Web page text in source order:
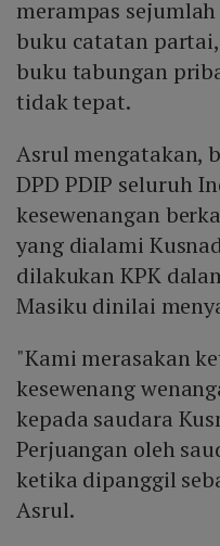
merampas
buku catatan
buku tabungan
tidak tepat.
Asrul mengatakan,
DPD PDIP seluruh
kesewenangan
yang dialami
dilakukan KPK
Masiku dinilai
"Kami merasakan
kesewenang
kepada saudara
Perjuangan oleh
ketika dipanggil
Asrul.